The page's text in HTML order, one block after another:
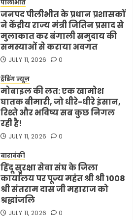
शर्तें
MAY 18, 2026 0
ट्रंप ने किया एलान
FEBRUARY 3, 2026 0
पीलीभीत
जनपद पीलीभीत के प्रधान प्रशासकों
ने केंद्रीय राज्य मंत्री जितिन प्रसाद से
मुलाकात कर बंगाली समुदाय की
समस्याओं से कराया अवगत
JULY 11, 2026 0
ट्रेंडिंग न्यूज़
मोबाइल की लत: एक खामोश
घातक बीमारी, जो धीरे-धीरे इंसान,
रिश्ते और भविष्य सब कुछ निगल
रही है!
JULY 11, 2026 0
बाराबंकी
हिंदू सुरक्षा सेवा संघ के जिला
कार्यालय पर पूज्य महंत श्री श्री 1008
श्री संतराम दास जी महाराज को
श्रद्धांजलि
JULY 11, 2026 0